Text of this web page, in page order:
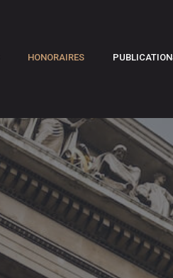
HONORAIRES